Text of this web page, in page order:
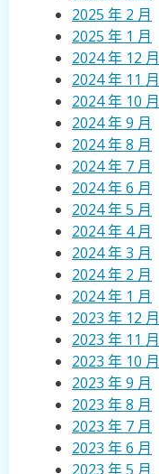
2025 年 2 月
2025 年 1 月
2024 年 12 月
2024 年 11 月
2024 年 10 月
2024 年 9 月
2024 年 8 月
2024 年 7 月
2024 年 6 月
2024 年 5 月
2024 年 4 月
2024 年 3 月
2024 年 2 月
2024 年 1 月
2023 年 12 月
2023 年 11 月
2023 年 10 月
2023 年 9 月
2023 年 8 月
2023 年 7 月
2023 年 6 月
2023 年 5 月